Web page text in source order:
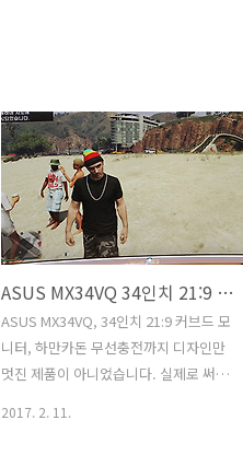
ASUS MX34VQ 34인치 21:9 커브드 모니터 하만카돈 무선충전까지
ASUS MX34VQ, 34인치 21:9 커브드 모
니터, 하만카돈 무선충전까지 디자인만
멋진 제품이 아니었습니다. 실제로 써보
2017. 2. 11.